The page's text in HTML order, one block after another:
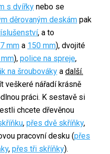
s dvířky nebo se
děrovaným deskám pak
, a to
mm a 150 mm), dvojité
), police na spreje,
na šroubováky a další.
veškeré nářadí krásně
práci. K sestavě si
chcete dřevěnou
, přes dvě skříňky,
pracovní desku (přes
, přes tři skříňky).